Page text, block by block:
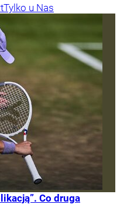
Tylko u Nas
Co druga